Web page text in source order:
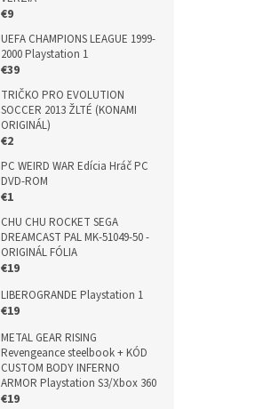
€9
UEFA CHAMPIONS LEAGUE 1999-
2000 Playstation 1
€39
TRIČKO PRO EVOLUTION
SOCCER 2013 ŽLTÉ (KONAMI
ORIGINÁL)
€2
PC WEIRD WAR Edícia Hráč PC
DVD-ROM
€1
CHU CHU ROCKET SEGA
DREAMCAST PAL MK-51049-50 -
ORIGINÁL FÓLIA
€19
LIBEROGRANDE Playstation 1
€19
METAL GEAR RISING
Revengeance steelbook + KÓD
CUSTOM BODY INFERNO
ARMOR Playstation S3/Xbox 360
€19